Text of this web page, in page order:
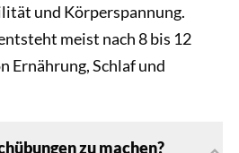
und Körperspannung.
meist nach 8 bis 12
Ernährung, Schlaf und
zu machen?